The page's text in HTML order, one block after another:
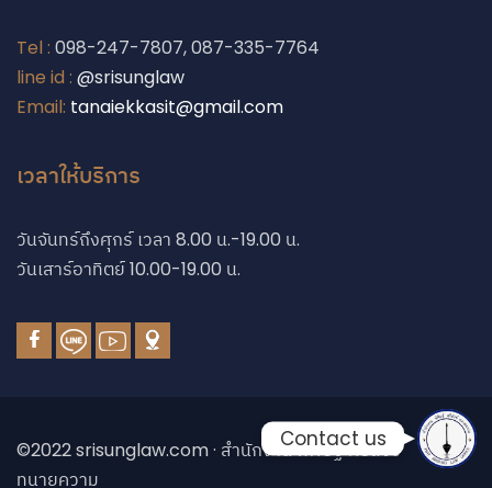
Tel : 098-247-7807, 087-335-7764
line id : @srisunglaw
Email: tanaiekkasit@gmail.com
เวลาให้บริการ
วันจันทร์ถึงศุกร์ เวลา 8.00 น.-19.00 น.
วันเสาร์อาทิตย์ 10.00-19.00 น.
©2022 srisunglaw.com · สำนักงาน พิศิษฐ์ ศรีสังข์
ทนายความ
Contact us